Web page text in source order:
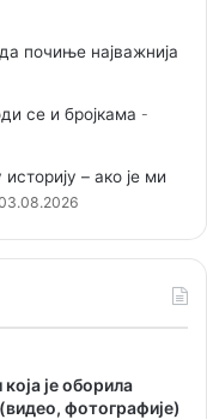
почиње најважнија
се и бројкама
– ако је ми
је оборила
фотографије)